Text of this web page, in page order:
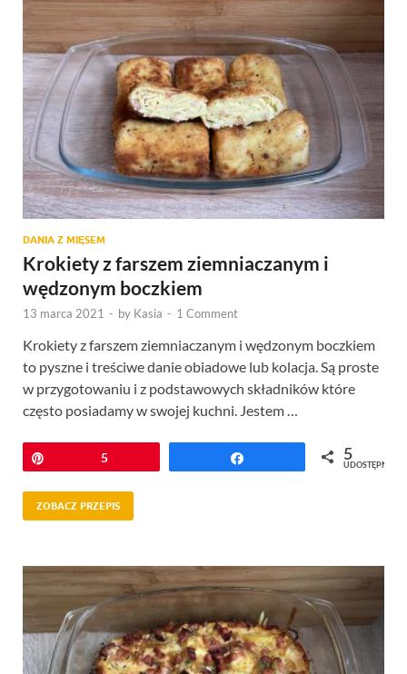
DANIA Z MIĘSEM
Krokiety z farszem ziemniaczanym i
wędzonym boczkiem
13 marca 2021 - by Kasia - 1 Comment
Krokiety z farszem ziemniaczanym i wędzonym boczkiem
to pyszne i treściwe danie obiadowe lub kolacja. Są proste
w przygotowaniu i z podstawowych składników które
często posiadamy w swojej kuchni. Jestem …
Przypnij5 5
UDOSTĘPNIEŃ
ZOBACZ PRZEPIS